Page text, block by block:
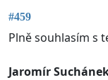
#459
Plně souhlasím s
Jaromír